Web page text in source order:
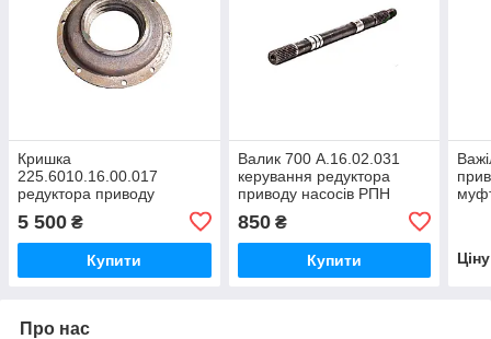
Кришка
225.6010.16.00.017
редуктора приводу
насосів РПН нового зразка
трактора Кировець
К-700А, К-701,К-744
5 500 ₴
Купити
Валик 700 А.16.02.031
керування редуктора
приводу насосів РПН
Кировець К-700,
К-700А,К-701
850₴
Купити
Про нас